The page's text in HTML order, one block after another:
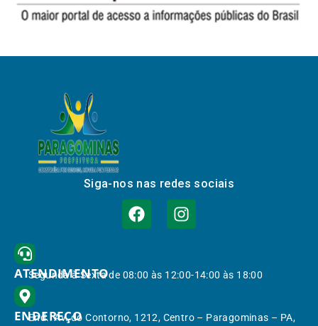
Siga-nos nas redes sociais
ATENDIMENTO
Segunda à Sexta de 08:00 às 12:00-14:00 às 18:00
ENDEREÇO
End.: Av. do Contorno, 1212, Centro – Paragominas – PA,